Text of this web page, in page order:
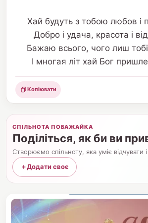
Хай будуть з тобою любов і
Добро і удача, красота і
Бажаю всього, чого лиш
І многая літ хай Бог
Поділитися
Копіювати
СПІЛЬНОТА ПОБАЖАЙКА
Поділіться, як би ви
Створюємо спільноту, яка уміє відчувати
＋Додати своє